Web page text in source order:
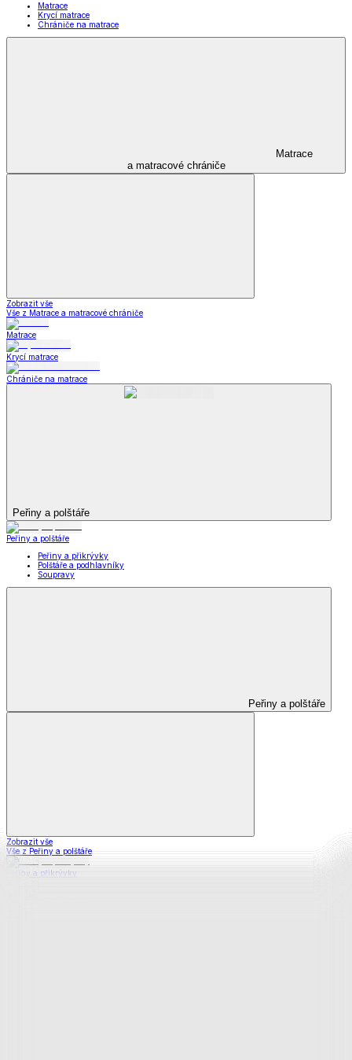
Matrace
Krycí matrace
Chrániče na matrace
Matrace
a matracové chrániče
Zobrazit vše
Vše z Matrace a matracové chrániče
Matrace
Krycí matrace
Chrániče na matrace
Peřiny a polštáře
Peřiny a polštáře
Peřiny a přikrývky
Polštáře a podhlavníky
Soupravy
Peřiny a polštáře
Zobrazit vše
Vše z Peřiny a polštáře
Peřiny a přikrývky